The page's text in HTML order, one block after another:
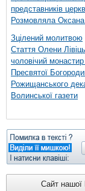
представників
Розмовляла
Зцілений молитвою
Стаття Олени
чоловічий монастир
Пресвятої
Рожищанського
Волинської газети
Сайт нашої